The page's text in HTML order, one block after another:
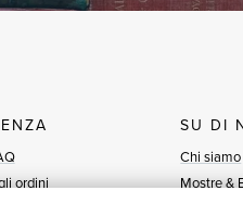
ordini
SU DI
Chi siamo
Mostre &